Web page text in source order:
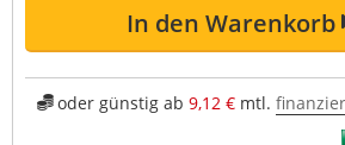
In den Warenkorb
oder günstig ab 9,12 €mtl.